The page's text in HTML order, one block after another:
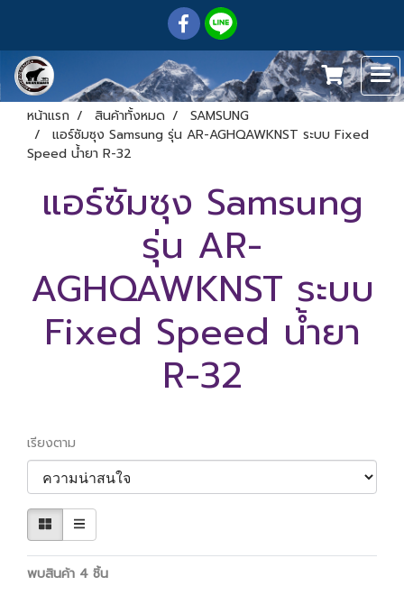
หน้าแรก สินค้าทั้งหมด
SAMSUNG
แอร์ซัมซุง Samsung รุ่น AR-AGHQAWKNST ระบบ Fixed
Speed น้ำยา R-32
แอร์ซัมซุง Samsung
รุ่น AR-
AGHQAWKNST ระบบ
Fixed Speed น้ำยา
R-32
เรียงตาม
พบสินค้า 4 ชิ้น